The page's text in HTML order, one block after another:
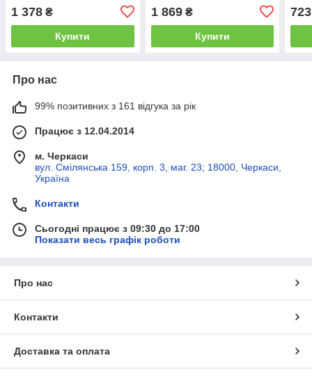
1 378 ₴
Купити
Gungrey) {20}
1 869₴
Купити
723
Про нас
99% позитивних з 161 відгука за рік
Працює з 12.04.2014
м. Черкаси
вул. Смілянська 159, корп. 3, маг. 23; 18000, Черкаси,
Україна
Контакти
Сьогодні працює з 09:30 до 17:00
Показати весь графік роботи
Про нас
Контакти
Доставка та оплата